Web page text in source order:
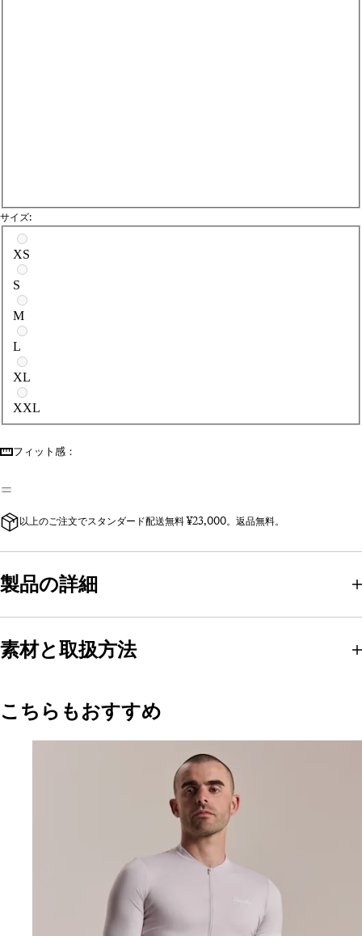
サイズ:
サイズを選択
XS
S
M
L
XL
XXL
フィット感：
以上のご注文でスタンダード配送無料 ¥23,000。返品無料。
製品の詳細
素材と取扱方法
こちらもおすすめ